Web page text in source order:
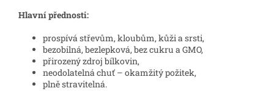
Hlavní přednosti:
prospívá střevům, kloubům, kůži a srsti,
bezobilná, bezlepková, bez cukru a GMO,
přirozený zdroj bílkovin,
neodolatelná chuť – okamžitý požitek,
plně stravitelná.